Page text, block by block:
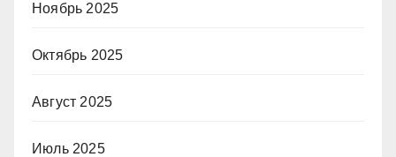
Ноябрь 2025
Октябрь 2025
Август 2025
Июль 2025